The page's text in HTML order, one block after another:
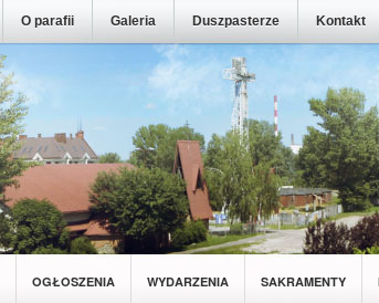
O parafii Galeria Duszpasterze Kontakt
OGŁOSZENIA WYDARZENIA SAKRAMENTY